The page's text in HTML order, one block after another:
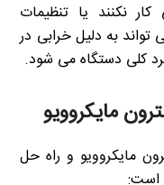
نکنند یا تنظیمات
به دلیل خرابی در
کلی دستگاه می شود.
مایکروویو
مایکروویو و راه حل